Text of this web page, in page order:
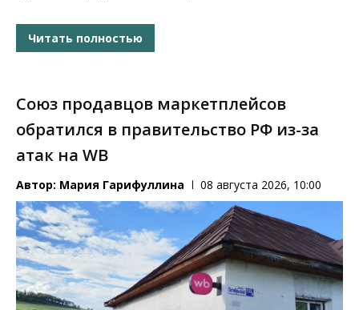
Читать полностью
Союз продавцов маркетплейсов
обратился в правительство РФ из-за
атак на WB
Автор: Мария Гарифуллина 08 августа 2026, 10:00